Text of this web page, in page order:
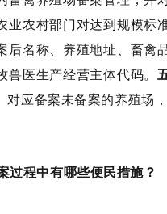
业农村部门对达到规模
后名称、养殖地址、畜禽
兽医生产经营主体代码。
对应备案未备案的养殖场
过程中有哪些便民措施？